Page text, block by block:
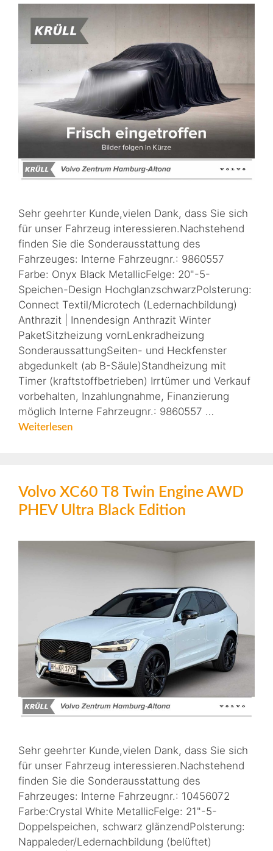
Sehr geehrter Kunde,vielen Dank, dass Sie sich
für unser Fahrzeug interessieren.Nachstehend
finden Sie die Sonderausstattung des
Fahrzeuges: Interne Fahrzeugnr.: 9860557
Farbe: Onyx Black MetallicFelge: 20"-5-
Speichen-Design HochglanzschwarzPolsterung:
Connect Textil/Microtech (Ledernachbildung)
Anthrazit | Innendesign Anthrazit Winter
PaketSitzheizung vornLenkradheizung
SonderaussattungSeiten- und Heckfenster
abgedunkelt (ab B-Säule)Standheizung mit
Timer (kraftstoffbetrieben) Irrtümer und Verkauf
vorbehalten, Inzahlungnahme, Finanzierung
möglich Interne Fahrzeugnr.: 9860557 …
Weiterlesen
Volvo XC60 T8 Twin Engine AWD
PHEV Ultra Black Edition
Sehr geehrter Kunde,vielen Dank, dass Sie sich
für unser Fahrzeug interessieren.Nachstehend
finden Sie die Sonderausstattung des
Fahrzeuges: Interne Fahrzeugnr.: 10456072
Farbe:Crystal White MetallicFelge: 21"-5-
Doppelspeichen, schwarz glänzendPolsterung:
Nappaleder/Ledernachbildung (belüftet)